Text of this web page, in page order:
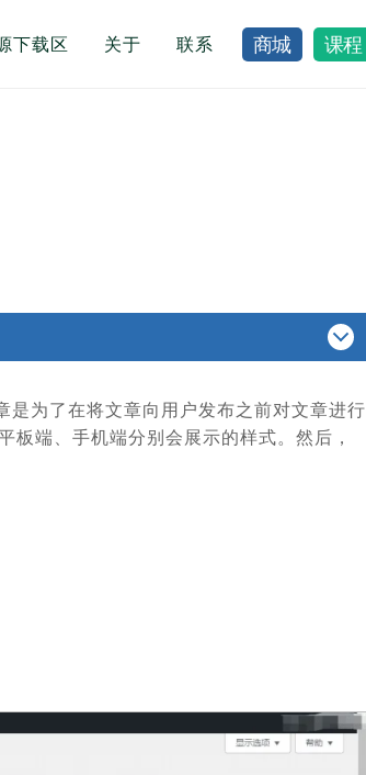
下载区 关于 联系 商城 课程
为了在将文章向用户发布之前对文章进行
端、手机端分别会展示的样式。然后，